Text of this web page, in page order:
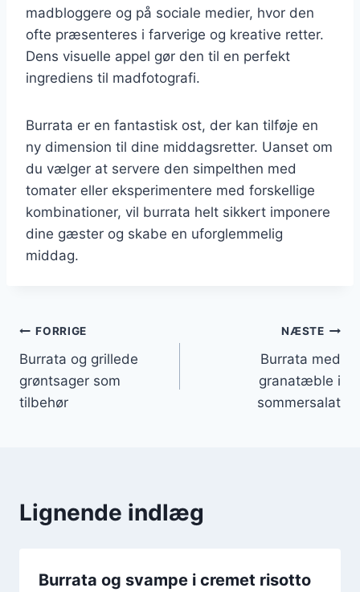
madbloggere og på sociale medier, hvor den
ofte præsenteres i farverige og kreative retter.
Dens visuelle appel gør den til en perfekt
ingrediens til madfotografi.
Burrata er en fantastisk ost, der kan tilføje en
ny dimension til dine middagsretter. Uanset om
du vælger at servere den simpelthen med
tomater eller eksperimentere med forskellige
kombinationer, vil burrata helt sikkert imponere
dine gæster og skabe en uforglemmelig
middag.
Indlægsnavigation
FORRIGE
Burrata og grillede
grøntsager som
tilbehør
NÆSTE
Burrata med
granatæble i
sommersalat
Lignende indlæg
Burrata og svampe i cremet risotto